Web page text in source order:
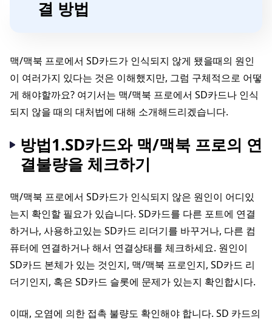
결 방법
맥/맥북 프로에서 SD카드가 인식되지 않게 됐을때의 원인
이 여러가지 있다는 것은 이해했지만, 그럼 구체적으로 어떻
게 해야할까요? 여기서는 맥/맥북 프로에서 SD카드나 인식
되지 않을 때의 대처법에 대해 소개해드리겠습니다.
방법1.SD카드와 맥/맥북 프로의 연
결불량을 체크하기
맥/맥북 프로에서 SD카드가 인식되지 않은 원인이 어디있
는지 확인할 필요가 있습니다. SD카드를 다른 포트에 연결
하거나, 사용하고있는 SD카드 리더기를 바꾸거나, 다른 컴
퓨터에 연결하거나 해서 연결상태를 체크하세요. 원인이
SD카드 본체가 있는 것인지, 맥/맥북 프로인지, SD카드 리
더기인지, 혹은 SD카드 슬롯에 문제가 있는지 확인합시다.
이때, 오염에 의한 접촉 불량도 확인해야 합니다. SD 카드의